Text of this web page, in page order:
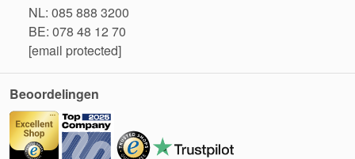
NL: 085 888 3200
BE: 078 48 12 70
[email protected]
Beoordelingen